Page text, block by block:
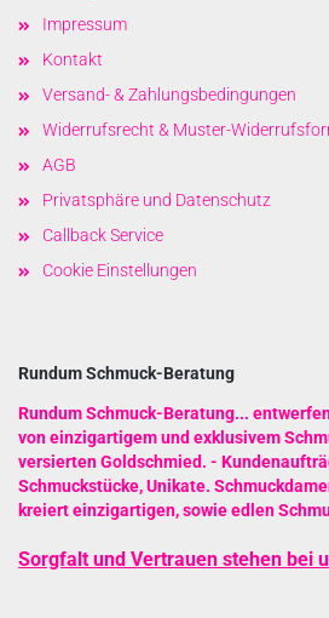
Impressum
Kontakt
Versand- & Zahlungsbedingungen
Widerrufsrecht & Muster-
AGB
Privatsphäre und Datenschutz
Callback Service
Cookie Einstellungen
Rundum Schmuck-Beratung
Rundum Schmuck-Beratung...
von einzigartigem und exklusivem
versierten Goldschmied. -
Schmuckstücke, Unikate.
kreiert einzigartigen, sowie edlen
Sorgfalt und Vertrauen stehen bei